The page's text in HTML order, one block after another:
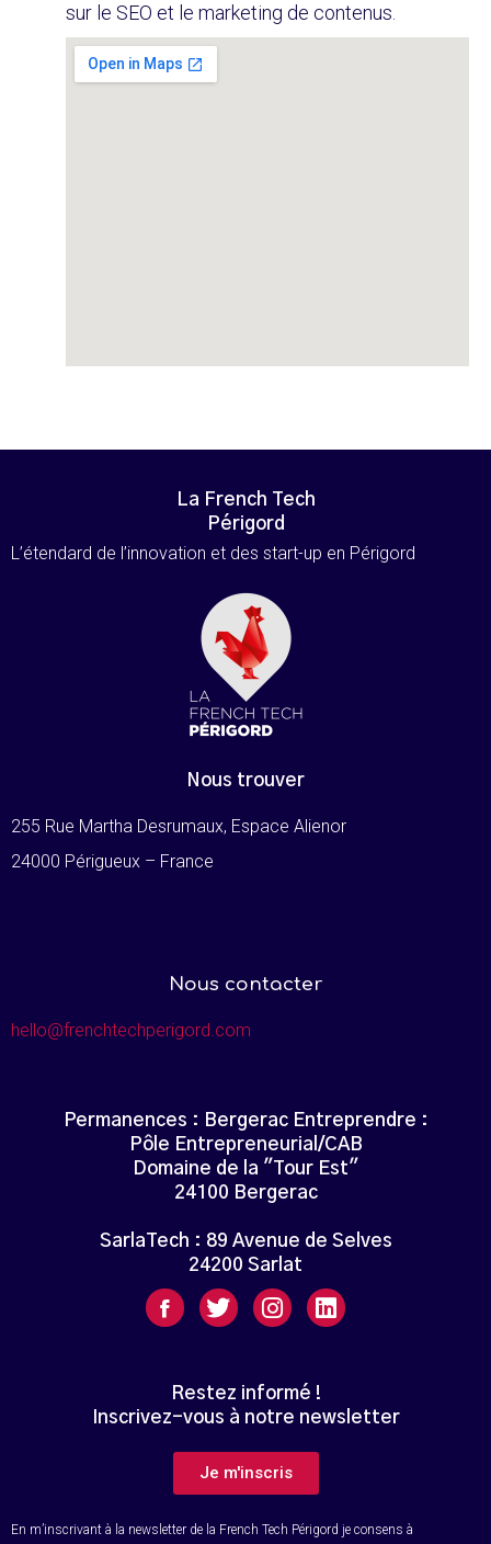
sur le SEO et le marketing de contenus.
La French Tech
Périgord
L’étendard de l’innovation et des start-up en Périgord
Nous trouver
255 Rue Martha Desrumaux, Espace Alienor
24000 Périgueux – France
Nous contacter
hello@frenchtechperigord.com
Permanences : Bergerac Entreprendre :
Pôle Entrepreneurial/CAB
Domaine de la "Tour Est"
24100 Bergerac
SarlaTech : 89 Avenue de Selves
24200 Sarlat
Restez informé !
Inscrivez-vous à notre newsletter
Je m'inscris
En m’inscrivant à la newsletter de la French Tech Périgord je consens à